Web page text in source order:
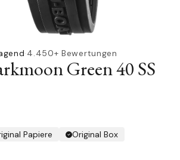
·4.450+ Bewertungen
Green 40 SS
Papiere
Original Box